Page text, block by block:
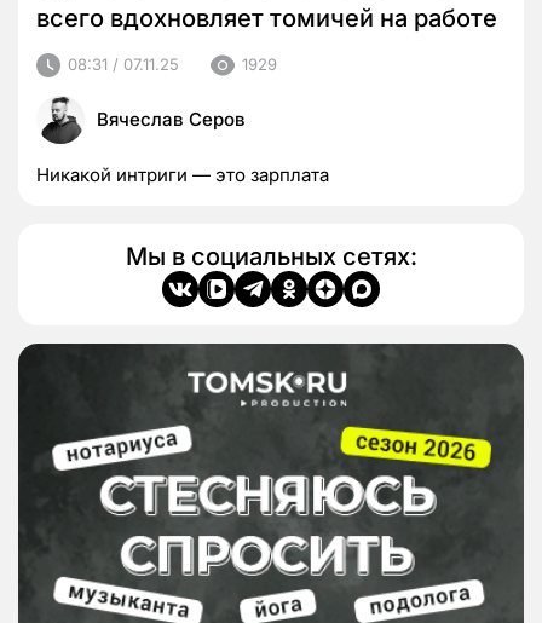
всего вдохновляет томичей на работе
08:31 / 07.11.25 1929
Вячеслав Серов
Никакой интриги — это зарплата
Мы в социальных сетях: